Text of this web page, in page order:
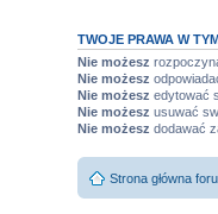
TWOJE PRAWA W
Nie możesz
Nie możesz
Nie możesz edytować
Nie możesz usuwać
Nie możesz dodawać
Strona główna